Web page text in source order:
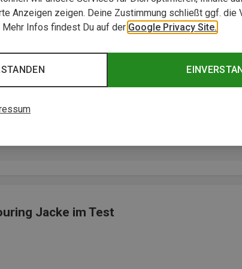
Jacke
perfekte Bewegungsfreiheit."
Jacke im Test
Anzeigen zeigen. Deine Zustimmung schließt ggf. die
Mehr Infos findest Du auf der Google Privacy Site.